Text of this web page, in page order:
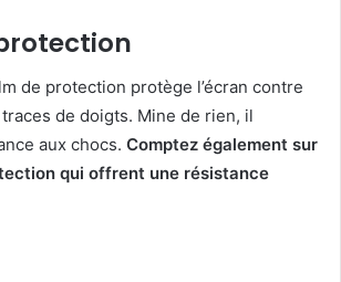
de protection protège l’écran contre
de doigts. Mine de rien, il
aux chocs. Comptez également sur
qui offrent une résistance